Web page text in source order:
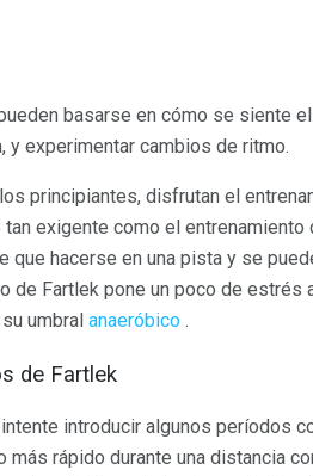
basarse en cómo se siente
experimentar cambios de ritmo.
principiantes, disfrutan el
exigente como el
que hacerse en una pista y se
de Fartlek pone un poco de
umbral anaeróbico .
de Fartlek
introducir algunos períodos
más rápido durante una distancia